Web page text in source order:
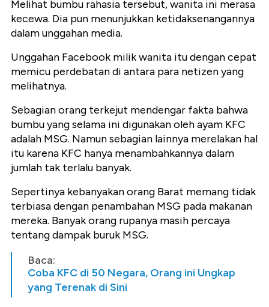
Melihat bumbu rahasia tersebut, wanita ini merasa
kecewa. Dia pun menunjukkan ketidaksenangannya
dalam unggahan media.
Unggahan Facebook milik wanita itu dengan cepat
memicu perdebatan di antara para netizen yang
melihatnya.
Sebagian orang terkejut mendengar fakta bahwa
bumbu yang selama ini digunakan oleh ayam KFC
adalah MSG. Namun sebagian lainnya merelakan hal
itu karena KFC hanya menambahkannya dalam
jumlah tak terlalu banyak.
Sepertinya kebanyakan orang Barat memang tidak
terbiasa dengan penambahan MSG pada makanan
mereka. Banyak orang rupanya masih percaya
tentang dampak buruk MSG.
Baca:
Coba KFC di 50 Negara, Orang ini Ungkap
yang Terenak di Sini